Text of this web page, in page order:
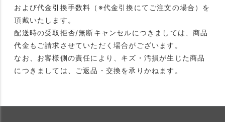
および代金引換手数料（※代金引換にてご注文の場合）を
頂戴いたします。
配送時の受取拒否/無断キャンセルにつきましては、商品
代金もご請求させていただく場合がございます。
なお、お客様側の責任により、キズ・汚損が生じた商品
につきましては、ご返品・交換を承りかねます。